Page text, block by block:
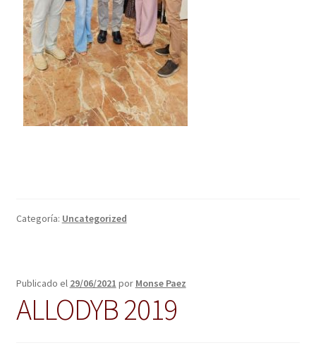
Categoría: Uncategorized
Publicado el 29/06/2021 por Monse Paez
ALLODYB 2019